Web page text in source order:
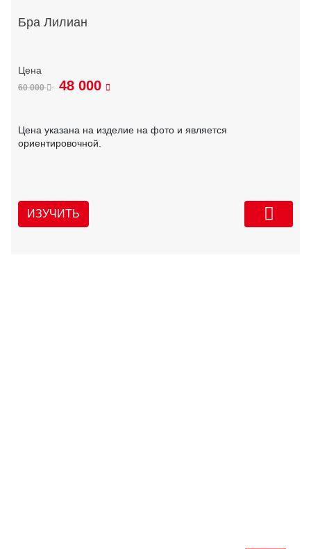
Бра Лилиан
60 000 48 000
Цена указана на изделие на фото и является
ориентировочной.
ИЗУЧИТЬ